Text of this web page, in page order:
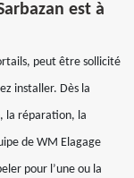
est à
peut être sollicité
installer. Dès la
la réparation, la
de WM Elagage
pour l’une ou la